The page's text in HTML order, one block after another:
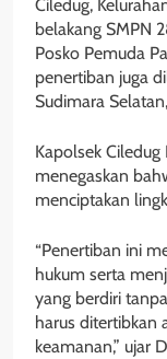
Ciledug,
belakang SMPN
Posko Pemuda
penertiban juga
Sudimara
Kapolsek Ciledug
menegaskan
menciptakan
“Penertiban ini
hukum serta
yang berdiri
harus ditertibkan
keamanan,” ujar